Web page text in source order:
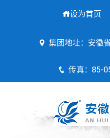
设为首页
集团地址：安徽
传真：85-